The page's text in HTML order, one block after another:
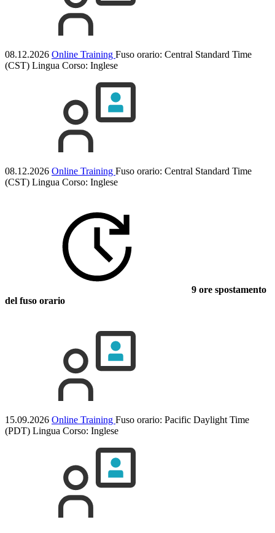
08.12.2026 Online Training Fuso orario: Central Standard Time
(CST) Lingua Corso: Inglese
08.12.2026 Online Training Fuso orario: Central Standard Time
(CST) Lingua Corso: Inglese
9 ore spostamento
del fuso orario
15.09.2026 Online Training Fuso orario: Pacific Daylight Time
(PDT) Lingua Corso: Inglese